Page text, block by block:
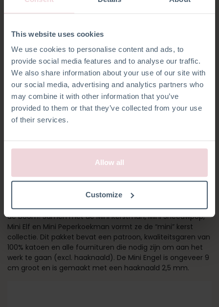
This website uses cookies
We use cookies to personalise content and ads, to
provide social media features and to analyse our traffic.
We also share information about your use of our site with
our social media, advertising and analytics partners who
may combine it with other information that you’ve
provided to them or that they’ve collected from your use
of their services.
Allow all
Customize
MINI ENGEL
Deze Mini Engel staat geweldig als accessoire op tafel of in
de boom! Samen met de Mini Kerstman, Mini Sneeuwpop,
Mini Elf en Mini Peperkoekman vormt ze de “mini” kerst
collectie. Dit pakket bevat een patroon, kwaliteitsgaren van
100% katoen en alle fournituren die nodig zijn om aan het
werk te gaan (excl. haaknaald). De Mini Engel is ongeveer 9
cm groot en is gemaakt met een haaknaald 2,5 mm.